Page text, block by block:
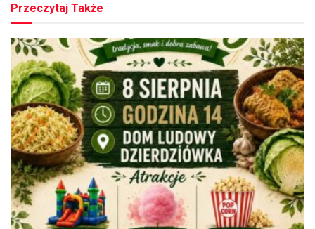
Przeczytaj Także